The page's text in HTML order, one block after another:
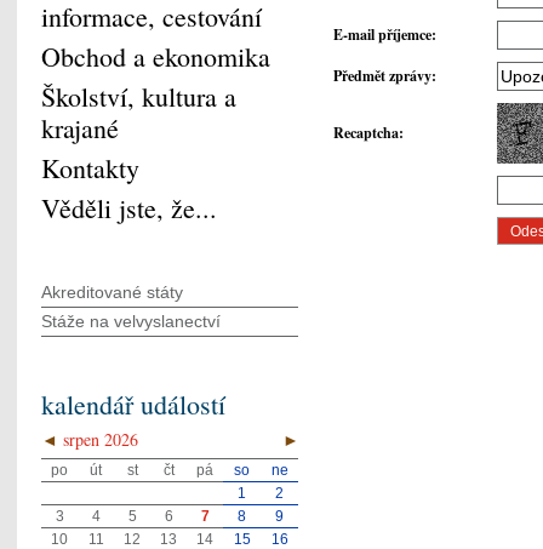
E-mail příjemce:
Předmět zprávy:
Recaptcha:
informace, cestování
Obchod a ekonomika
Školství, kultura a
krajané
Kontakty
Věděli jste, že...
Akreditované státy
Stáže na velvyslanectví
kalendář událostí
◄ ►
srpen 2026
po út st čt pá so
ne
1
2
3
4 5 6 7 8
9
10
11 12 13 14 15
16